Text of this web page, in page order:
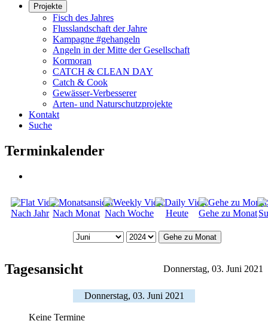
Projekte
Fisch des Jahres
Flusslandschaft der Jahre
Kampagne #gehangeln
Angeln in der Mitte der Gesellschaft
Kormoran
CATCH & CLEAN DAY
Catch & Cook
Gewässer-Verbesserer
Arten- und Naturschutzprojekte
Kontakt
Suche
Terminkalender
Nach Jahr Nach Monat Nach Woche Heute Gehe zu Monat
Gehe zu Monat
Tagesansicht Donnerstag, 03. Juni 2021
Donnerstag, 03. Juni 2021
Keine Termine